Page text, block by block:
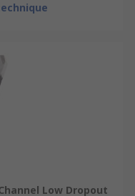
Low Dropout